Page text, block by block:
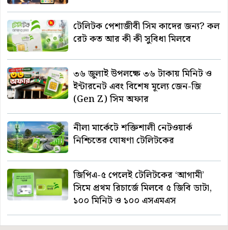
টেলিটক পেশাজীবী সিম কাদের জন্য? কল
রেট কত আর কী কী সুবিধা মিলবে
৩৬ জুলাই উপলক্ষে ৩৬ টাকায় মিনিট ও
ইন্টারনেট এবং বিশেষ মূল্যে জেন-জি
(Gen Z) সিম অফার
নীলা মার্কেটে শক্তিশালী নেটওয়ার্ক
নিশ্চিতের ঘোষণা টেলিটকের
জিপিএ-৫ পেলেই টেলিটকের ‘আগামী’
সিমে প্রথম রিচার্জে মিলবে ৫ জিবি ডাটা,
১০০ মিনিট ও ১০০ এসএমএস